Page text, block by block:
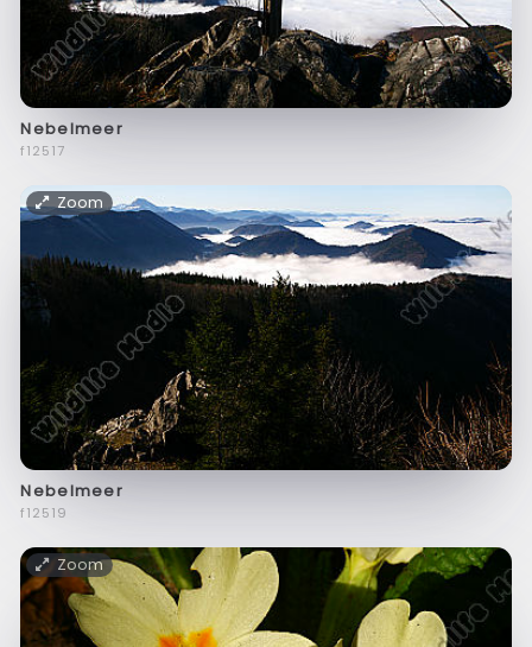
Nebelmeer
f12517
Zoom
Nebelmeer
f12519
Zoom